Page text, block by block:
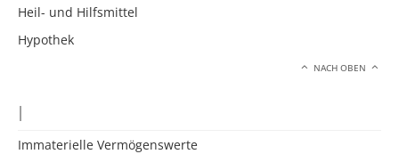
Heil- und Hilfsmittel
Hypothek
NACH OBEN
I
Immaterielle Vermögenswerte